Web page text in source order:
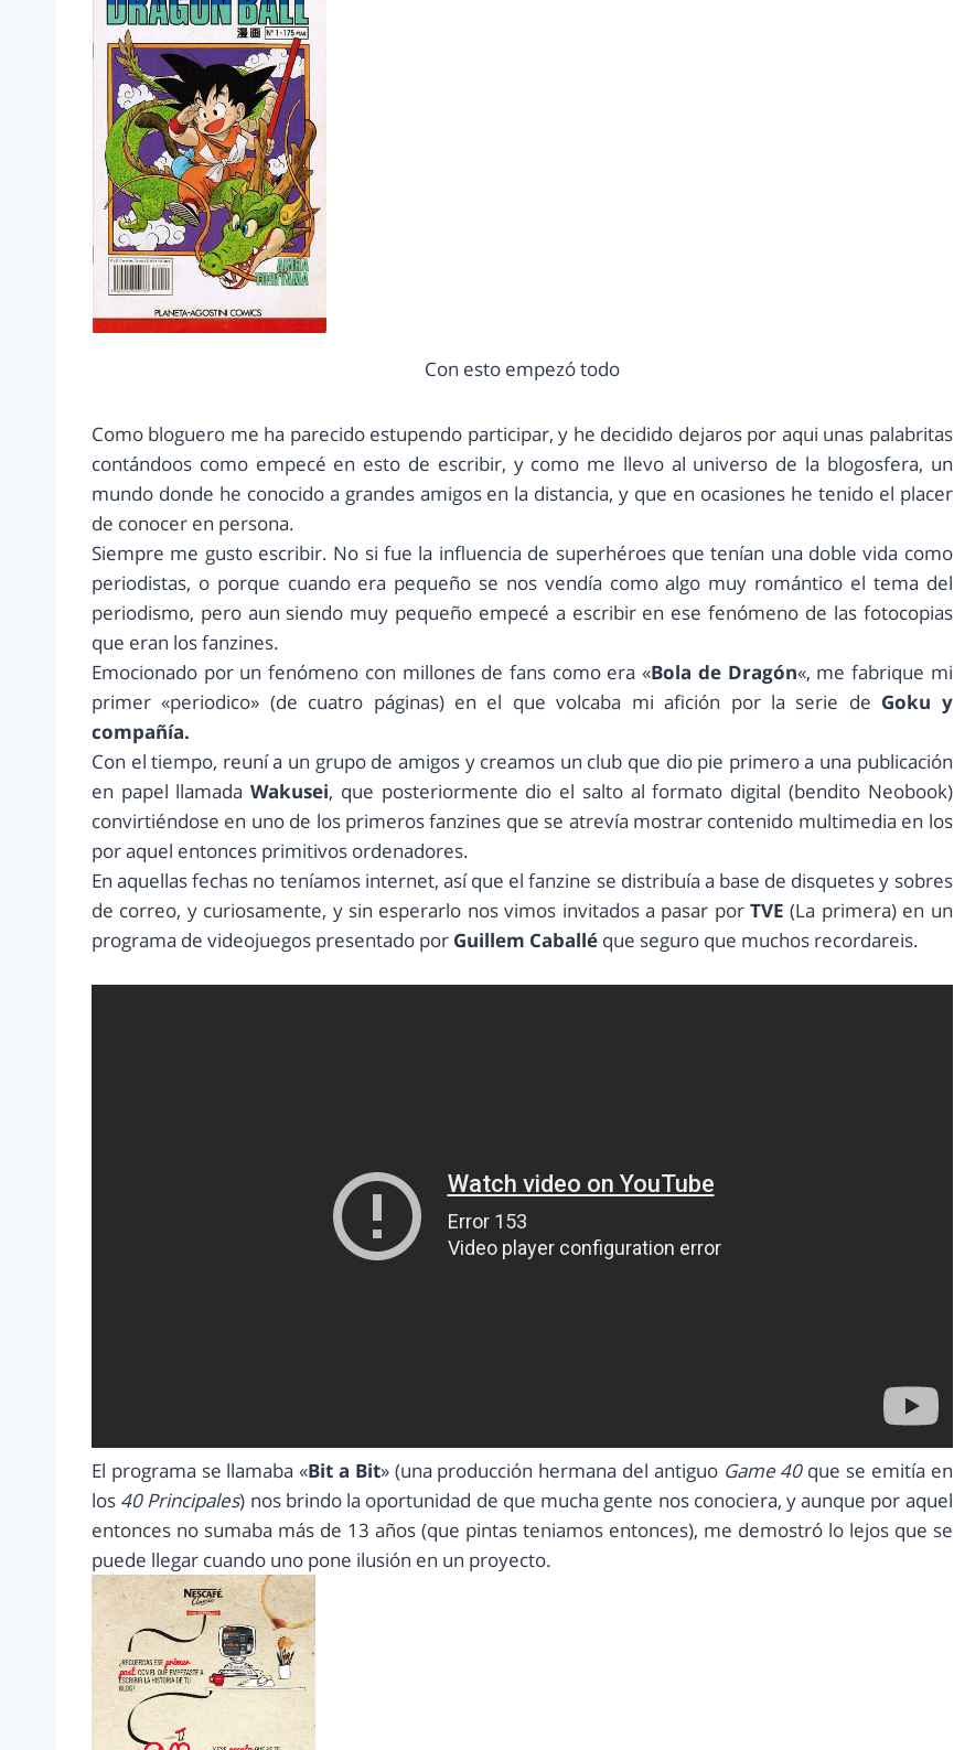
Con esto empezó todo
Como bloguero me ha parecido estupendo participar, y he decidido dejaros por aqui unas palabritas
contándoos como empecé en esto de escribir, y como me llevo al universo de la blogosfera, un
mundo donde he conocido a grandes amigos en la distancia, y que en ocasiones he tenido el placer
de conocer en persona.
Siempre me gusto escribir. No si fue la influencia de superhéroes que tenían una doble vida como
periodistas, o porque cuando era pequeño se nos vendía como algo muy romántico el tema del
periodismo, pero aun siendo muy pequeño empecé a escribir en ese fenómeno de las fotocopias
que eran los fanzines.
Emocionado por un fenómeno con millones de fans como era «Bola de Dragón«, me fabrique mi
primer «periodico» (de cuatro páginas) en el que volcaba mi afición por la serie de Goku y
compañía.
Con el tiempo, reuní a un grupo de amigos y creamos un club que dio pie primero a una publicación
en papel llamadaWakusei, que posteriormente dio el salto al formato digital (bendito Neobook)
convirtiéndose en uno de los primeros fanzines que se atrevía mostrar contenido multimedia en los
por aquel entonces primitivos ordenadores.
En aquellas fechas no teníamos internet, así que el fanzine se distribuía a base de disquetes y sobres
de correo, y curiosamente, y sin esperarlo nos vimos invitados a pasar porTVE (La primera) en un
programa de videojuegos presentado por Guillem Caballé que seguro que muchos recordareis.
El programa se llamaba «Bit a Bit» (una producción hermana del antiguo Game 40que se emitía en
los 40 Principales) nos brindo la oportunidad de que mucha gente nos conociera, y aunque por aquel
entonces no sumaba más de 13 años (que pintas teniamos entonces), me demostró lo lejos que se
puede llegar cuando uno pone ilusión en un proyecto.